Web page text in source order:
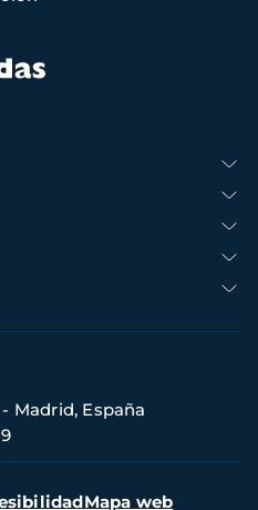
Madrid, España
Mapa web